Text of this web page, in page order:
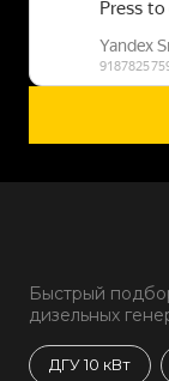
Быстрый
дизельных
ДГУ 10 кВт